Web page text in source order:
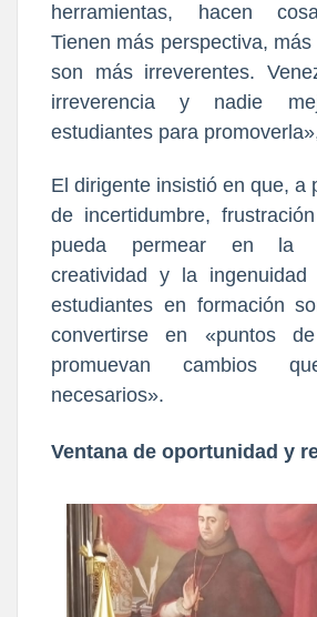
herramientas, hacen
Tienen más perspectiva,
son más irreverentes.
irreverencia y nadie
estudiantes para
El dirigente insistió en que, a
de incertidumbre,
pueda permear en la
creatividad y la
estudiantes en formación
convertirse en «puntos
promuevan cambios
necesarios».
Ventana de oportunidad y